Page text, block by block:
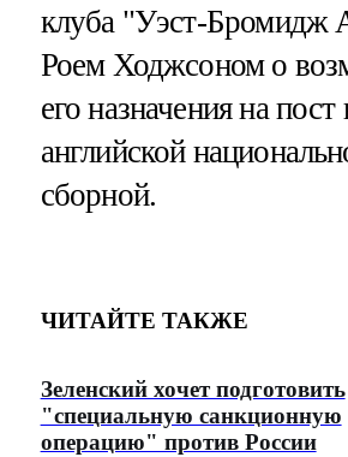
клуба "Уэст-Бромидж
Роем Ходжсоном о
его назначения на пост
английской
сборной.
ЧИТАЙТЕ ТАКЖЕ
Зеленский хочет подготовить
"специальную санкционную
операцию" против России